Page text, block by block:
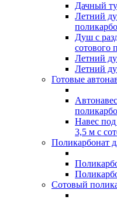
Дачный
Летний
Душ с
сотового
Летний
Летний
Готовые
Навес
3,5 м с
Поликарбонат
Сотовый